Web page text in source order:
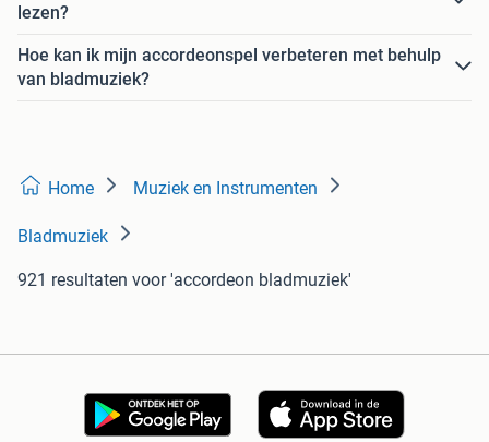
lezen?
Hoe kan ik mijn accordeonspel verbeteren met behulp
van bladmuziek?
Home Muziek en Instrumenten
Bladmuziek
921 resultaten voor 'accordeon bladmuziek'